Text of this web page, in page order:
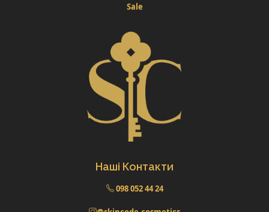
Sale
Наші Контакти
098 052 44 24